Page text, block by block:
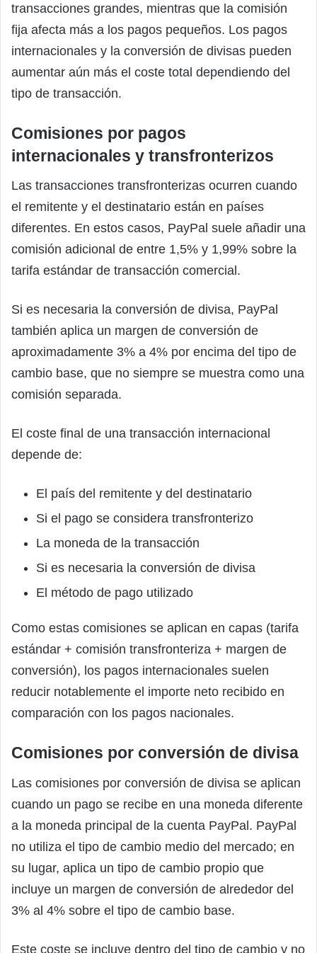
transacciones grandes, mientras que la comisión
fija afecta más a los pagos pequeños. Los pagos
internacionales y la conversión de divisas pueden
aumentar aún más el coste total dependiendo del
tipo de transacción.
Comisiones por pagos
internacionales y transfronterizos
Las transacciones transfronterizas ocurren cuando
el remitente y el destinatario están en países
diferentes. En estos casos, PayPal suele añadir una
comisión adicional de entre 1,5% y 1,99% sobre la
tarifa estándar de transacción comercial.
Si es necesaria la conversión de divisa, PayPal
también aplica un margen de conversión de
aproximadamente 3% a 4% por encima del tipo de
cambio base, que no siempre se muestra como una
comisión separada.
El coste final de una transacción internacional
depende de:
El país del remitente y del destinatario
Si el pago se considera transfronterizo
La moneda de la transacción
Si es necesaria la conversión de divisa
El método de pago utilizado
Como estas comisiones se aplican en capas (tarifa
estándar + comisión transfronteriza + margen de
conversión), los pagos internacionales suelen
reducir notablemente el importe neto recibido en
comparación con los pagos nacionales.
Comisiones por conversión de divisa
Las comisiones por conversión de divisa se aplican
cuando un pago se recibe en una moneda diferente
a la moneda principal de la cuenta PayPal. PayPal
no utiliza el tipo de cambio medio del mercado; en
su lugar, aplica un tipo de cambio propio que
incluye un margen de conversión de alrededor del
3% al 4% sobre el tipo de cambio base.
Este coste se incluye dentro del tipo de cambio y no